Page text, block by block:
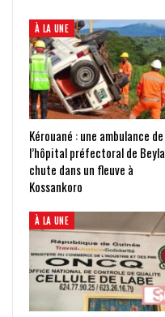
À LA UNE
Kérouané : une ambulance de
l’hôpital préfectoral de Beyla
chute dans un fleuve à
Kossankoro
À LA UNE